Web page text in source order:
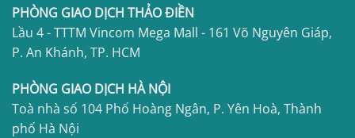
PHÒNG GIAO DỊCH THẢO ĐIỀN
Lầu 4 - TTTM Vincom Mega Mall - 161 Võ Nguyên Giáp,
P. An Khánh, TP. HCM
PHÒNG GIAO DỊCH HÀ NỘI
Toà nhà số 104 Phố Hoàng Ngân, P. Yên Hoà, Thành
phố Hà Nội